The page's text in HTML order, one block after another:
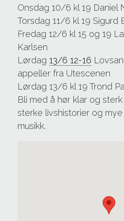
Onsdag 10/6 kl 19 Daniel
Torsdag 11/6 kl 19 Sigurd
Fredag 12/6 kl 15 og 19
Karlsen
Lørdag 13/6 12-16
appeller fra Utescenen
Lørdag 13/6 kl 19 Trond
Bli med å hør klar og
sterke livshistorier og
musikk.